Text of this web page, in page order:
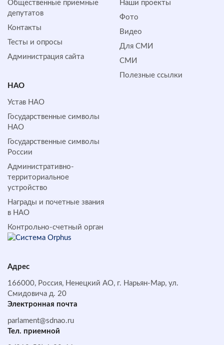
Общественные приемные
депутатов
Контакты
Тесты и опросы
Администрация сайта
Наши проекты
Фото
Видео
Для СМИ
СМИ
Полезные ссылки
НАО
Устав НАО
Государственные символы
НАО
Государственные символы
России
Административно-
территориальное
устройство
Награды и почетные звания
в НАО
Контрольно-счетный орган
Адрес
166000, Россия, Ненецкий АО, г. Нарьян-Мар, ул.
Смидовича д. 20
Электронная почта
parlament@sdnao.ru
Тел. приемной